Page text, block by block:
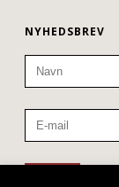
NYHEDSBREV